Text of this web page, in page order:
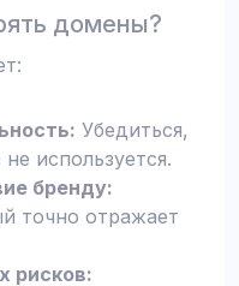
домены?
Убедиться,
используется.
бренду:
точно отражает
рисков: